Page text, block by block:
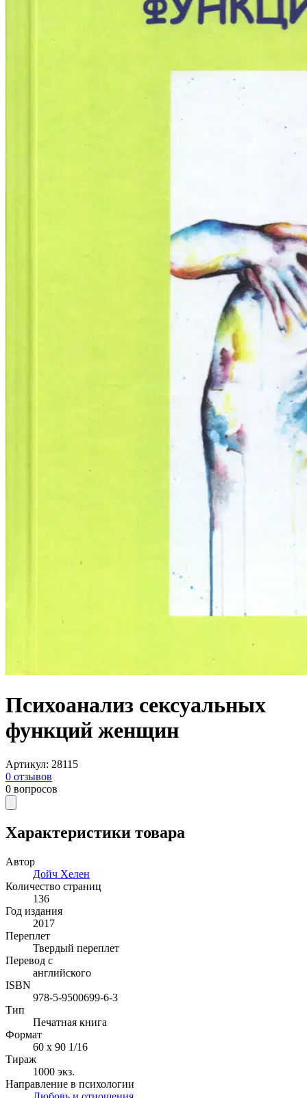
Психоанализ сексуальных
функций женщин
Артикул: 28115
0 отзывов
0 вопросов
Характеристики товара
Автор
Дойч Хелен
Количество страниц
136
Год издания
2017
Переплет
Твердый переплет
Перевод с
английского
ISBN
978-5-9500699-6-3
Тип
Печатная книга
Формат
60 x 90 1/16
Тираж
1000 экз.
Направление в психологии